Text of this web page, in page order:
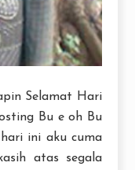
Selamat Hari
Bu e oh Bu
ini aku cuma
atas segala